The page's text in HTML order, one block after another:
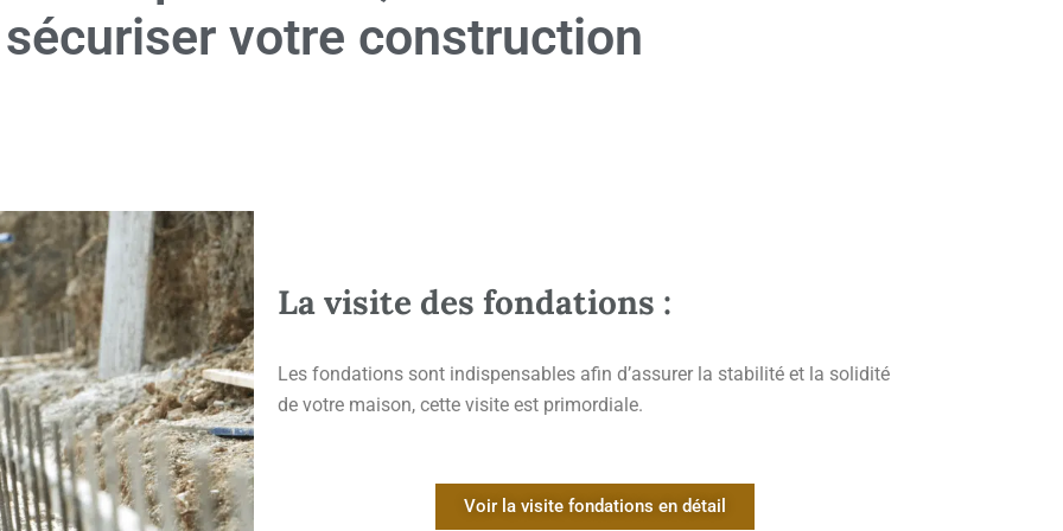
votre construction
La visite des fondations :
Les fondations sont indispensables afin d’assurer la stabilité et la solidité
de votre maison, cette visite est primordiale.
Voir la visite fondations en détail